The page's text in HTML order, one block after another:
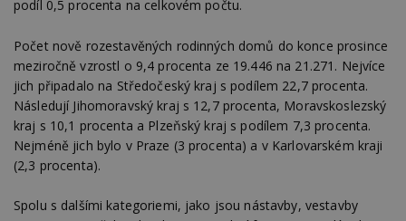
podíl 0,5 procenta na celkovém počtu.
Počet nově rozestavěných rodinných domů do konce prosince
meziročně vzrostl o 9,4 procenta ze 19.446 na 21.271. Nejvíce
jich připadalo na Středočeský kraj s podílem 22,7 procenta.
Následují Jihomoravský kraj s 12,7 procenta, Moravskoslezský
kraj s 10,1 procenta a Plzeňský kraj s podílem 7,3 procenta.
Nejméně jich bylo v Praze (3 procenta) a v Karlovarském kraji
(2,3 procenta).
Spolu s dalšími kategoriemi, jako jsou nástavby, vestavby